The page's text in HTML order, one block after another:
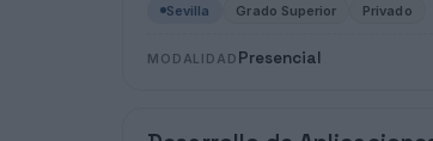
Sevilla Grado Superior Privado
MODALIDAD Presencial